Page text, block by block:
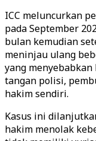
ICC meluncurkan
pada September
bulan kemudian
meninjau ulang
yang
tangan polisi,
hakim sendiri.
Kasus ini
hakim menolak